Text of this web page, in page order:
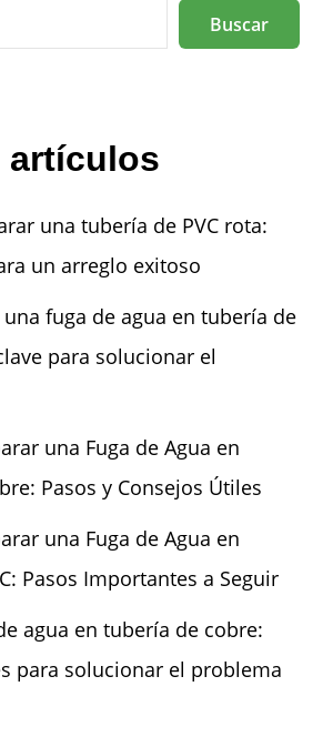
Buscar
artículos
una tubería de PVC rota:
un arreglo exitoso
fuga de agua en tubería de
para solucionar el
una Fuga de Agua en
Pasos y Consejos Útiles
una Fuga de Agua en
Pasos Importantes a Seguir
agua en tubería de cobre:
para solucionar el problema